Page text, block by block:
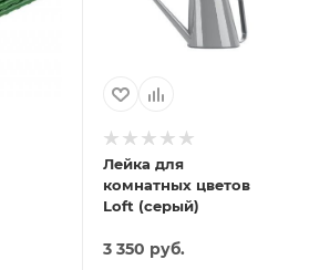
Лейка для
комнатных цветов
Loft (серый)
3 350 руб.